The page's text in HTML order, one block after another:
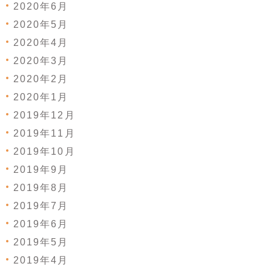
2020年6月
2020年5月
2020年4月
2020年3月
2020年2月
2020年1月
2019年12月
2019年11月
2019年10月
2019年9月
2019年8月
2019年7月
2019年6月
2019年5月
2019年4月